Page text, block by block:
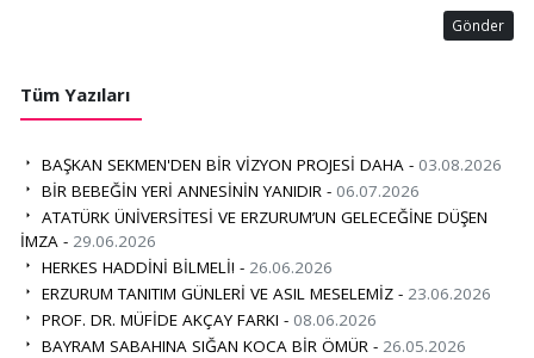
Gönder
Tüm Yazıları
BAŞKAN SEKMEN'DEN BİR VİZYON PROJESİ DAHA - 03.08.2026
BİR BEBEĞİN YERİ ANNESİNİN YANIDIR - 06.07.2026
ATATÜRK ÜNİVERSİTESİ VE ERZURUM’UN GELECEĞİNE DÜŞEN
İMZA - 29.06.2026
HERKES HADDİNİ BİLMELİ! - 26.06.2026
ERZURUM TANITIM GÜNLERİ VE ASIL MESELEMİZ - 23.06.2026
PROF. DR. MÜFİDE AKÇAY FARKI - 08.06.2026
BAYRAM SABAHINA SIĞAN KOCA BİR ÖMÜR - 26.05.2026